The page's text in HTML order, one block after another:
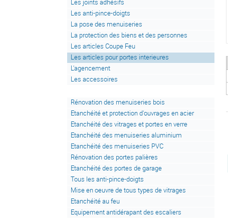
Les joints adhésifs
Les anti-pince-doigts
La pose des menuiseries
La protection des biens et des personnes
Les articles Coupe Feu
Les articles pour portes interieures
L'agencement
Les accessoires
Rénovation des menuiseries bois
Etanchéité et protection d'ouvrages en acier
Etanchéité des vitrages et portes en verre
Etanchéité des menuiseries aluminium
Etanchéité des menuiseries PVC
Rénovation des portes palières
Etanchéité des portes de garage
Tous les anti-pince-doigts
Mise en oeuvre de tous types de vitrages
Etanchéité au feu
Equipement antidérapant des escaliers